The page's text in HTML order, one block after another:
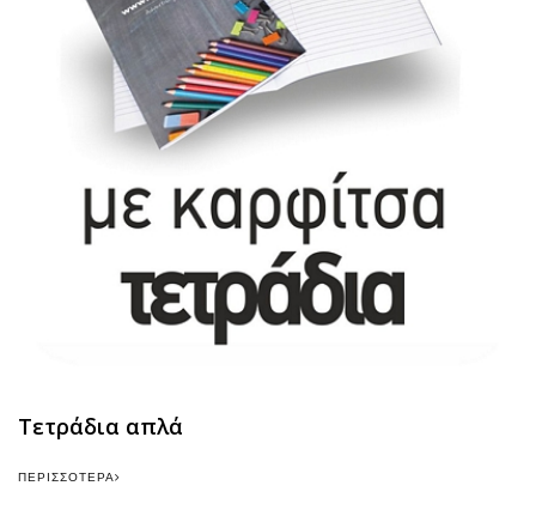
Τετράδια απλά
ΠΕΡΙΣΣΌΤΕΡΑ